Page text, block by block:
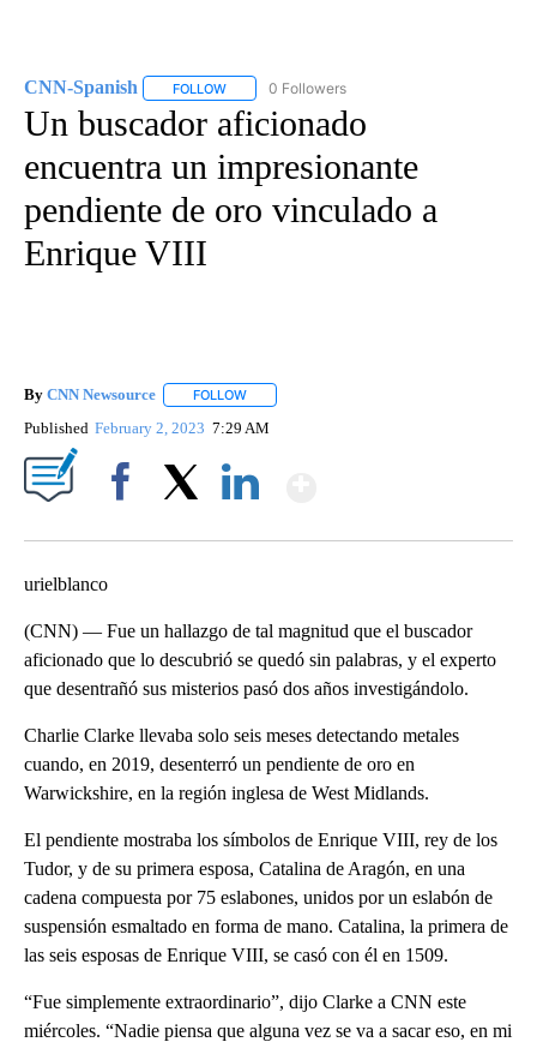
CNN-Spanish FOLLOW FOLLOW "CNN-SPANISH" TO RECEIVE
0 Followers
Un buscador aficionado
encuentra un impresionante
pendiente de oro vinculado a
Enrique VIII
By CNN Newsource FOLLOW
Published February 2, 2023 7:29 AM
urielblanco
(CNN) — Fue un hallazgo de tal magnitud que el buscador
aficionado que lo descubrió se quedó sin palabras, y el experto
que desentrañó sus misterios pasó dos años investigándolo.
Charlie Clarke llevaba solo seis meses detectando metales
cuando, en 2019, desenterró un pendiente de oro en
Warwickshire, en la región inglesa de West Midlands.
El pendiente mostraba los símbolos de Enrique VIII, rey de los
Tudor, y de su primera esposa, Catalina de Aragón, en una
cadena compuesta por 75 eslabones, unidos por un eslabón de
suspensión esmaltado en forma de mano. Catalina, la primera de
las seis esposas de Enrique VIII, se casó con él en 1509.
“Fue simplemente extraordinario”, dijo Clarke a CNN este
miércoles. “Nadie piensa que alguna vez se va a sacar eso, en mi